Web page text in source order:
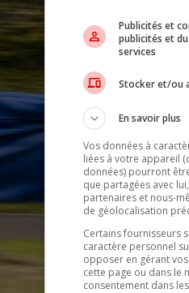
Publicités et
publicités et
services
Stocker et/ou
En savoir plus
Vos données à
liées à votre appareil
données) pourront
que partagées avec
partenaires et nous-
de géolocalisation
Certains fournisseurs
caractère personnel
opposer en gérant
cette page ou dans le
consentement dans